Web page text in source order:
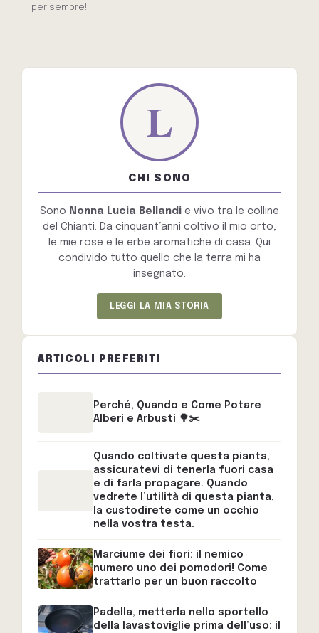
per sempre!
CHI SONO
Sono Nonna Lucia Bellandi e vivo tra le colline
del Chianti. Da cinquant’anni coltivo il mio orto,
le mie rose e le erbe aromatiche di casa. Qui
condivido tutto quello che la terra mi ha
insegnato.
LEGGI LA MIA STORIA
ARTICOLI PREFERITI
Perché, Quando e Come Potare
Alberi e Arbusti 🌳✂️
Quando coltivate questa pianta,
assicuratevi di tenerla fuori casa
e di farla propagare. Quando
vedrete l’utilità di questa pianta,
la custodirete come un occhio
nella vostra testa.
Marciume dei fiori: il nemico
numero uno dei pomodori! Come
trattarlo per un buon raccolto
Padella, metterla nello sportello
della lavastoviglie prima dell’uso: il